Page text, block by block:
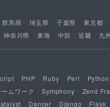
群馬県 埼玉県 千葉県 東京都
神奈川県 東海 中部 近畿 九
PHP Ruby Perl Python
ームワーク Symphony Zend
Dancer Django Flask